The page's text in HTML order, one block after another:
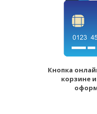
Кнопка
корзине